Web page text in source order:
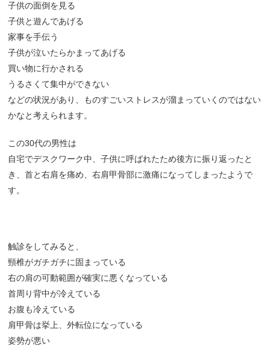
子供の面倒を見る
子供と遊んであげる
家事を手伝う
子供が泣いたらかまってあげる
買い物に行かされる
うるさくて集中ができない
などの状況があり、ものすごいストレスが溜まっていくのではない
かなと考えられます。
この30代の男性は
自宅でデスクワーク中、子供に呼ばれたため後方に振り返ったと
き、首と右肩を痛め、右肩甲骨部に激痛になってしまったようで
す。
触診をしてみると、
頸椎がガチガチに固まっている
右の肩の可動範囲が確実に悪くなっている
首周り背中が冷えている
お腹も冷えている
肩甲骨は挙上、外転位になっている
姿勢が悪い